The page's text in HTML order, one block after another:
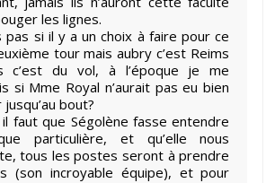
les lignes.
pas si il y a un choix à faire pour ce
tour mais aubry c’est Reims
c’est du vol, à l’époque je me
si Mme Royal n’aurait pas eu bien
jusqu’au bout?
faut que Ségolène fasse entendre
particulière, et qu’elle nous
tous les postes seront à prendre
(son incroyable équipe), et pour